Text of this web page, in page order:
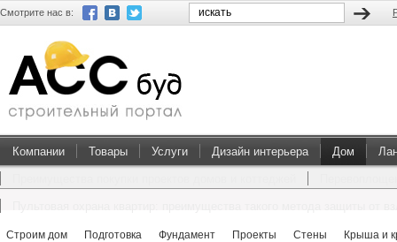
Смотрите нас в:
Компании Товары Услуги Дизайн интерьера Дом
Строим дом Подготовка Фундамент Проекты Стены
Крыша и